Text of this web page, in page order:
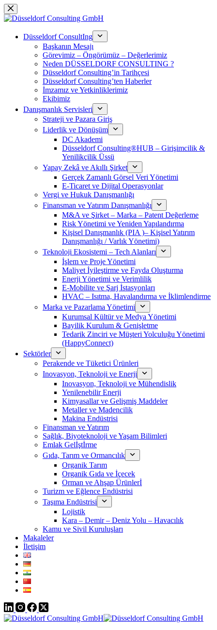
Skip
to
Düsseldorf ConsultIng
Başkanın Mesajı
Görevimiz – Öngörümüz – Değerlerimiz
Neden DÜSSELDORF CONSULTING ?
Düsseldorf Consulting’in Tarihçesi
Düsseldorf Consulting’ten Haberler
İmzamız ve Yetkinliklerimiz
Ekibimiz
Danışmanlık Servisleri
Strateji ve Pazara Giriş
Liderlik ve Dönüşüm
DC Akademi
Düsseldorf Consulting®HUB – Girişimcilik &
Yenilikçilik Üssü
Yapay Zekâ ve Akıllı Şirket
Gerçek Zamanlı Görsel Veri Yönetimi
E-Ticaret ve Dijital Operasyonlar
Vergi ve Hukuk Danışmanlığı
Finansman ve Yatırım Danışmanlığı
M&A ve Şirket – Marka – Patent Değerleme
Risk Yönetimi ve Yeniden Yapılandırma
Kişisel Danışmanlık (PIA )– Kişisel Yatırım
Danışmanlığı / Varlık Yönetimi)
Teknoloji Ekosistemi – Tech Alanları
İşlem ve Proje Yönetimi
Maliyet İyileştirme ve Fayda Oluşturma
Enerji Yönetimi ve Verimlilik
E-Mobilite ve Şarj İstasyonları
HVAC – Isıtma, Havalandırma ve İklimlendirme
Marka ve Pazarlama Yönetimi
Kurumsal Kültür ve Medya Yönetimi
Bayilik Kurulum & Genişletme
Tedarik Zinciri ve Müşteri Yolculuğu Yönetimi
(HappyConnect)
Sektörler
Perakende ve Tüketici Ürünleri
Inovasyon, Teknoloji ve Enerji
Inovasyon, Teknoloji ve Mühendislik
Yenilenebilir Enerji
Kimyasallar ve Gelişmiş Maddeler
Metaller ve Madencilik
Makina Endüstrisi
Finansman ve Yatırım
Sağlık, Biyoteknoloji ve Yaşam Bilimleri
Emlak Gelİştİrme
Gıda, Tarım ve Ormancılık
Organik Tarım
Organik Gıda ve İçecek
Orman ve Ahşap Ürünlerİ
Turizm ve Eğlence Endüstrisi
Taşıma Endüstrisi
Lojistik
Kara – Demir – Deniz Yolu – Havacılık
Kamu ve Sivil Kuruluşları
Makaleler
İletişim